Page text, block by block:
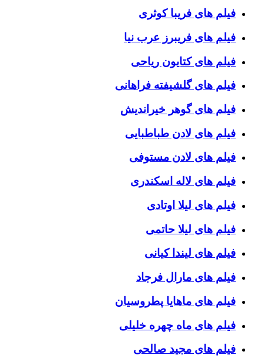
فیلم های فریبا کوثری
فیلم های فریبرز عرب نیا
فیلم های کتایون ریاحی
فیلم های گلشیفته فراهانی
فیلم های گوهر خیراندیش
فیلم های لادن طباطبایی
فیلم های لادن مستوفی
فیلم های لاله اسکندری
فیلم های لیلا اوتادی
فیلم های لیلا حاتمی
فیلم های لیندا کیانی
فیلم های مارال فرجاد
فیلم های ماهایا پطروسیان
فیلم های ماه چهره خلیلی
فیلم های مجید صالحی